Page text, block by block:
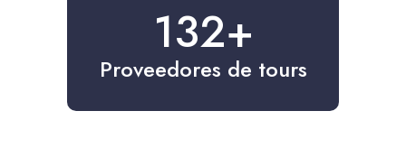
170+
Proveedores de tours